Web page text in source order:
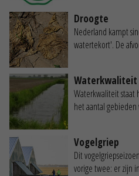
Droogte
Nederland kampt
watertekort'. De
Waterkwaliteit
Waterkwaliteit staat
het aantal gebieden
Vogelgriep
Dit
vorige twee: er zijn